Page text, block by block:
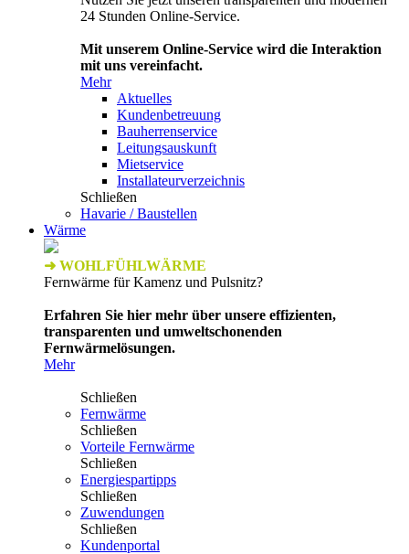
24 Stunden Online-Service.
Mit unserem Online-Service wird die Interaktion
mit uns vereinfacht.
Mehr
Aktuelles
Kundenbetreuung
Bauherrenservice
Leitungsauskunft
Mietservice
Installateurverzeichnis
Schließen
Havarie / Baustellen
Wärme
➜ WOHLFÜHLWÄRME
Fernwärme für Kamenz und Pulsnitz?
Erfahren Sie hier mehr über unsere effizienten,
transparenten und umweltschonenden
Fernwärmelösungen.
Mehr
Schließen
Fernwärme
Schließen
Vorteile Fernwärme
Schließen
Energiespartipps
Schließen
Zuwendungen
Schließen
Kundenportal